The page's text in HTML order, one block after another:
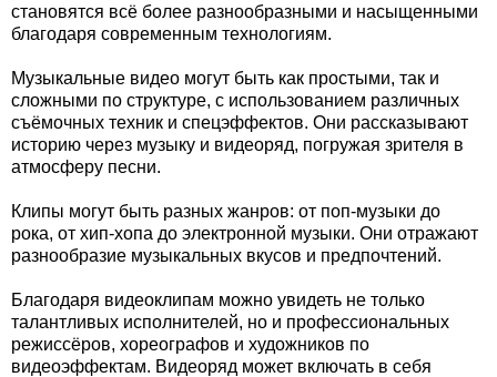
становятся всё более разнообразными и насыщенными
благодаря современным технологиям.
Музыкальные видео могут быть как простыми, так и
сложными по структуре, с использованием различных
съёмочных техник и спецэффектов. Они рассказывают
историю через музыку и видеоряд, погружая зрителя в
атмосферу песни.
Клипы могут быть разных жанров: от поп-музыки до
рока, от хип-хопа до электронной музыки. Они отражают
разнообразие музыкальных вкусов и предпочтений.
Благодаря видеоклипам можно увидеть не только
талантливых исполнителей, но и профессиональных
режиссёров, хореографов и художников по
видеоэффектам. Видеоряд может включать в себя